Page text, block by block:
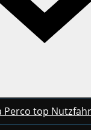
Perco top